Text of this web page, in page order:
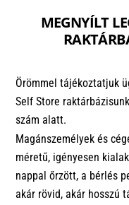
MEGNYÍLT
Örömmel tájékoztatjuk
Self Store
szám alatt.
Magánszemélyek és
méretű, igényesen
nappal őrzött, a bérlés
akár rövid, akár hosszú